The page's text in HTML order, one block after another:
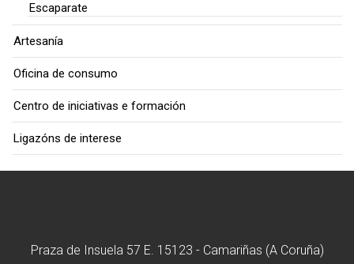
Escaparate
Artesanía
Oficina de consumo
Centro de iniciativas e formación
Ligazóns de interese
Praza de Insuela 57 E. 15123 - Camariñas (A Coruña)